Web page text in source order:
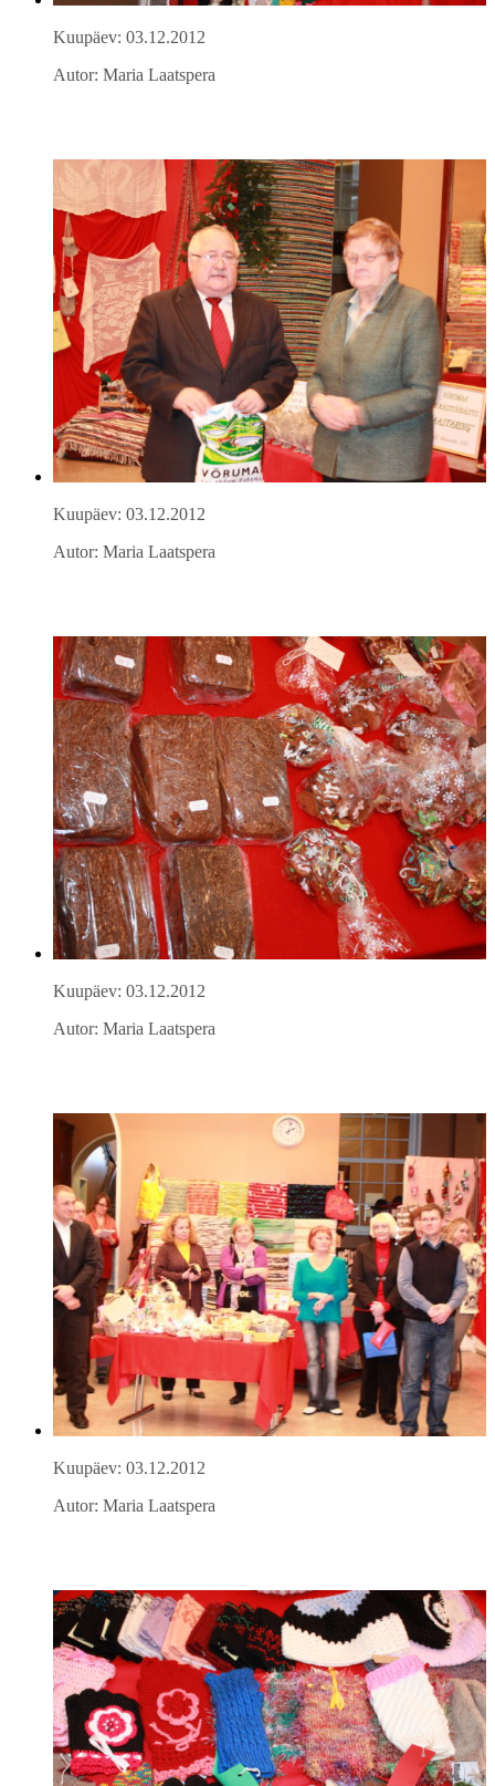
Kuupäev: 03.12.2012
Autor: Maria Laatspera
Kuupäev: 03.12.2012
Autor: Maria Laatspera
Kuupäev: 03.12.2012
Autor: Maria Laatspera
Kuupäev: 03.12.2012
Autor: Maria Laatspera